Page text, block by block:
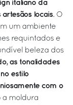
italiano da
locais. O
um ambiente
requintados e
beleza dos
as tonalidades
estilo
com o
a moldura